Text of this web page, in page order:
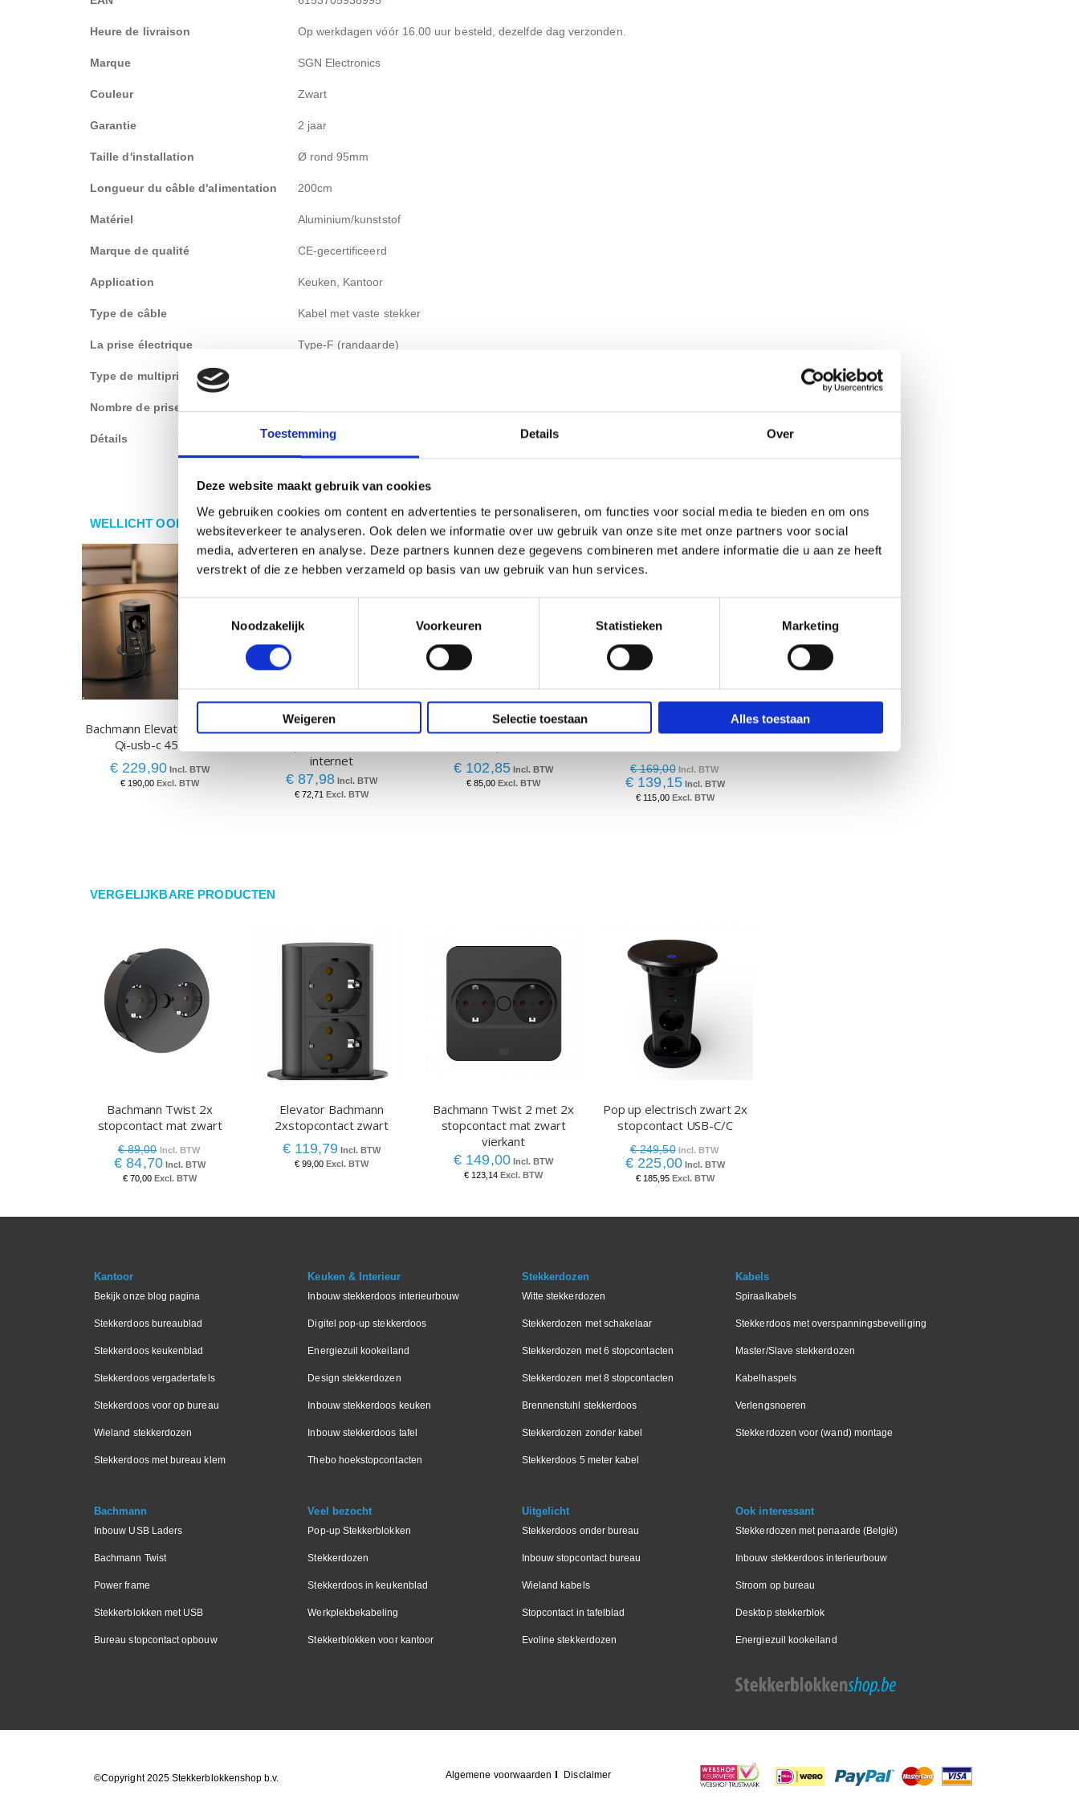
Toestemming Details Over
Deze website maakt gebruik van cookies
We gebruiken cookies om content en advertenties te personaliseren, om functies voor social media te bieden en om ons
websiteverkeer te analyseren. Ook delen we informatie over uw gebruik van onze site met onze partners voor social
media, adverteren en analyse. Deze partners kunnen deze gegevens combineren met andere informatie die u aan ze heeft
verstrekt of die ze hebben verzameld op basis van uw gebruik van hun services.
Noodzakelijk
Voorkeuren Statistieken Marketing
Weigeren Selectie toestaan Alles toestaan
Heure de livraison Op werkdagen vóór 16.00 uur besteld, dezelfde dag verzonden.
Marque SGN Electronics
Couleur Zwart
Garantie 2 jaar
Taille d'installation Ø rond 95mm
Longueur du câble d'alimentation 200cm
Matériel Aluminium/kunststof
Marque de qualité CE-gecertificeerd
Application Keuken, Kantoor
Type de câble Kabel met vaste stekker
La prise électrique Type-F (randaarde)
Type de multiprise
Nombre de prise
Détails Kinderbeveiliging
WELLICHT OOK IETS VOOR U?
Bachmann Elevator 2 zwart
Qi-usb-c 45Watt
€ 229,90
€ 190,00
Inbouw powerunit 2x
internet
€ 87,98
€ 72,71
Pop up 5592 top inlay zwart
€ 102,85
€ 85,00
FlipAround 3x stopcontact
€ 169,00
€ 139,15
€ 115,00
VERGELIJKBARE PRODUCTEN
Bachmann Twist 2x
stopcontact mat zwart
€ 89,00
€ 84,70
€ 70,00
Elevator Bachmann
2xstopcontact zwart
€ 119,79
€ 99,00
Bachmann Twist 2 met 2x
stopcontact mat zwart
vierkant
€ 149,00
€ 123,14
Pop up electrisch zwart 2x
stopcontact USB-C/C
€ 249,50
€ 225,00
€ 185,95
Kantoor
Bekijk onze blog pagina
Stekkerdoos bureaublad
Stekkerdoos keukenblad
Stekkerdoos vergadertafels
Stekkerdoos voor op bureau
Wieland stekkerdozen
Stekkerdoos met bureau klem
Keuken & Interieur
Inbouw stekkerdoos interieurbouw
Digitel pop-up stekkerdoos
Energiezuil kookeiland
Design stekkerdozen
Inbouw stekkerdoos keuken
Inbouw stekkerdoos tafel
Thebo hoekstopcontacten
Stekkerdozen
Witte stekkerdozen
Stekkerdozen met schakelaar
Stekkerdozen met 6 stopcontacten
Stekkerdozen met 8 stopcontacten
Brennenstuhl stekkerdoos
Stekkerdozen zonder kabel
Stekkerdoos 5 meter kabel
Kabels
Spiraalkabels
Stekkerdoos met overspanningsbeveiliging
Master/Slave stekkerdozen
Kabelhaspels
Verlengsnoeren
Stekkerdozen voor (wand) montage
Bachmann
Inbouw USB Laders
Bachmann Twist
Power frame
Stekkerblokken met USB
Bureau stopcontact opbouw
Veel bezocht
Pop-up Stekkerblokken
Stekkerdozen
Stekkerdoos in keukenblad
Werkplekbekabeling
Stekkerblokken voor kantoor
Uitgelicht
Stekkerdoos onder bureau
Inbouw stopcontact bureau
Wieland kabels
Stopcontact in tafelblad
Evoline stekkerdozen
Ook interessant
Stekkerdozen met penaarde (België)
Inbouw stekkerdoos interieurbouw
Stroom op bureau
Desktop stekkerblok
Energiezuil kookeiland
©Copyright 2025 Stekkerblokkenshop b.v. Algemene voorwaarden Disclaimer